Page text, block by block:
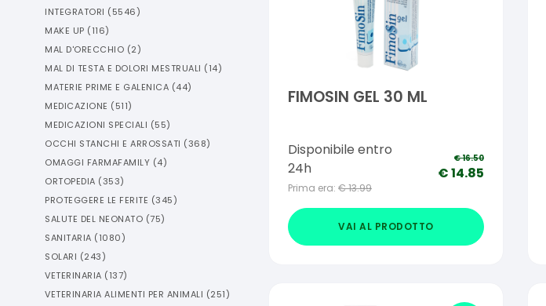
INTEGRATORI (5546)
MAKE UP (116)
MAL D'ORECCHIO (2)
MAL DI TESTA E DOLORI MESTRUALI (14)
MATERIE PRIME E GALENICA (44)
MEDICAZIONE (511)
MEDICAZIONI SPECIALI (55)
OCCHI STANCHI E ARROSSATI (368)
OMAGGI FARMAFAMILY (4)
ORTOPEDIA (353)
PROTEGGERE LE FERITE (345)
SALUTE DEL NEONATO (75)
SANITARIA (1080)
SOLARI (243)
VETERINARIA (137)
VETERINARIA ALIMENTI PER ANIMALI (251)
FIMOSIN GEL 30 ML
Disponibile entro
24h
Prima era: €13.99
€16.50
€14.85
VAI AL PRODOTTO